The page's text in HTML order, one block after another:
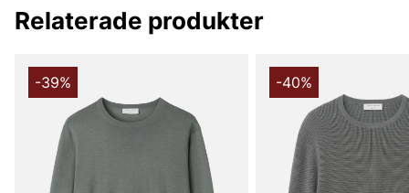
Relaterade produkter
-39% -40%